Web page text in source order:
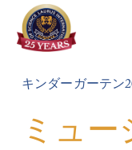
ミュ
キンダーガーテン